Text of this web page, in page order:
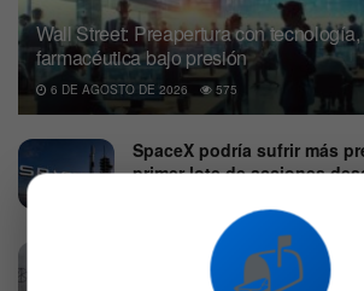
Wall Street: Preapertura con
farmacéutica bajo presión
6 DE AGOSTO DE 2026 575
SpaceX podría sufrir más
primer lote de acciones
¿Qué acciones compró y
últimamente? Hay una gran
📬